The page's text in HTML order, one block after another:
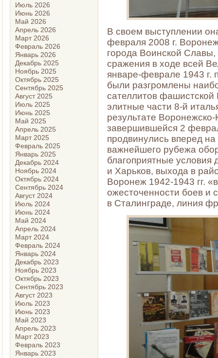
Июль 2026
Июнь 2026
Май 2026
Апрель 2026
Март 2026
Февраль 2026
Январь 2026
Декабрь 2025
Ноябрь 2025
Октябрь 2025
Сентябрь 2025
Август 2025
Июль 2025
Июнь 2025
Май 2025
Апрель 2025
Март 2025
Февраль 2025
Январь 2025
Декабрь 2024
Ноябрь 2024
Октябрь 2024
Сентябрь 2024
Август 2024
Июль 2024
Июнь 2024
Май 2024
Апрель 2024
Март 2024
Февраль 2024
Январь 2024
Декабрь 2023
Ноябрь 2023
Октябрь 2023
Сентябрь 2023
Август 2023
Июль 2023
Июнь 2023
Май 2023
Апрель 2023
Март 2023
Февраль 2023
Январь 2023
В своем выступлении
февраля 2008 г.
города Воинской Славы,
сражения в ходе всей
январе-феврале 1943
были разгромлены
сателлитов фашистской
элитные части 8-й
результате
завершившейся 2
продвинулись вперед
важнейшего рубежа
благоприятные условия
и Харьков, выхода в
Воронеж 1942-1943 гг.
ожесточенности боев и
в Сталинграде, линия